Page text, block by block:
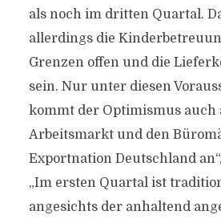
als noch im dritten Quartal.
allerdings die
Grenzen offen und die
sein. Nur unter diesen
kommt der Optimismus auch
Arbeitsmarkt und den
Exportnation Deutschland
„Im ersten Quartal ist
angesichts der anhaltend